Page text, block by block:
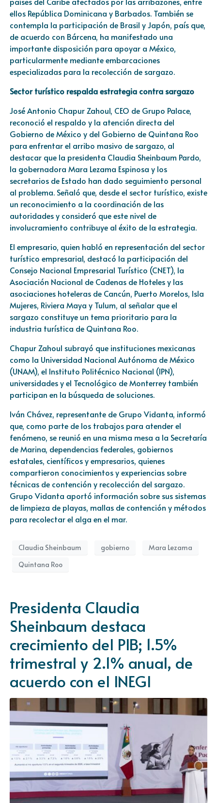
ellos República Dominicana y Barbados. También se
contempla la participación de Brasil y Japón, país que,
de acuerdo con Bárcena, ha manifestado una
importante disposición para apoyar a México,
particularmente mediante embarcaciones
especializadas para la recolección de sargazo.
Sector turístico respalda estrategia contra sargazo
José Antonio Chapur Zahoul, CEO de Grupo Palace,
reconoció el respaldo y la atención directa del
Gobierno de México y del Gobierno de Quintana Roo
para enfrentar el arribo masivo de sargazo, al
destacar que la presidenta Claudia Sheinbaum Pardo,
la gobernadora Mara Lezama Espinosa y los
secretarios de Estado han dado seguimiento personal
al problema. Señaló que, desde el sector turístico, existe
un reconocimiento a la coordinación de las
autoridades y consideró que este nivel de
involucramiento contribuye al éxito de la estrategia.
El empresario, quien habló en representación del sector
turístico empresarial, destacó la participación del
Consejo Nacional Empresarial Turístico (CNET), la
Asociación Nacional de Cadenas de Hoteles y las
asociaciones hoteleras de Cancún, Puerto Morelos, Isla
Mujeres, Riviera Maya y Tulum, al señalar que el
sargazo constituye un tema prioritario para la
industria turística de Quintana Roo.
Chapur Zahoul subrayó que instituciones mexicanas
como la Universidad Nacional Autónoma de México
(UNAM), el Instituto Politécnico Nacional (IPN),
universidades y el Tecnológico de Monterrey también
participan en la búsqueda de soluciones.
Iván Chávez, representante de Grupo Vidanta, informó
que, como parte de los trabajos para atender el
fenómeno, se reunió en una misma mesa a la Secretaría
de Marina, dependencias federales, gobiernos
estatales, científicos y empresarios, quienes
compartieron conocimientos y experiencias sobre
técnicas de contención y recolección del sargazo.
Grupo Vidanta aportó información sobre sus sistemas
de limpieza de playas, mallas de contención y métodos
para recolectar el alga en el mar.
Claudia Sheinbaum gobierno
Mara Lezama
Quintana Roo
Presidenta Claudia
Sheinbaum destaca
crecimiento del PIB; 1.5%
trimestral y 2.1% anual, de
acuerdo con el INEGI